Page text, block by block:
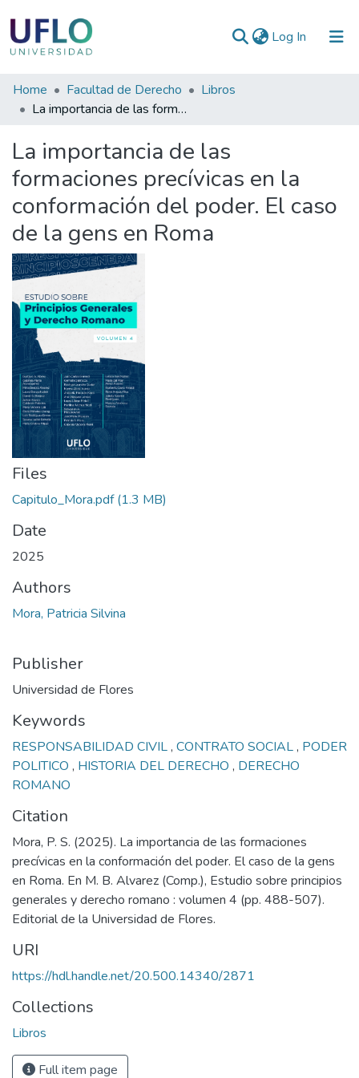
Log In (current)
Communities
&
All of RIUFLO
Statistics
Home Facultad de Derecho
Libros
La importancia de las formaciones precívicas en la conformación del poder. El caso de la gens en Roma
La importancia de las
formaciones precívicas en la
conformación del poder. El caso
de la gens en Roma
Files
Capitulo_Mora.pdf(1.3 MB)
Date
2025
Authors
Mora, Patricia Silvina
Publisher
Universidad de Flores
Keywords
RESPONSABILIDAD CIVIL, CONTRATO SOCIAL, PODER
POLITICO , HISTORIA DEL DERECHO , DERECHO
ROMANO
Citation
Mora, P. S. (2025). La importancia de las formaciones
precívicas en la conformación del poder. El caso de la gens
en Roma. En M. B. Alvarez (Comp.), Estudio sobre principios
generales y derecho romano : volumen 4 (pp. 488-507).
Editorial de la Universidad de Flores.
URI
https://hdl.handle.net/20.500.14340/2871
Collections
Libros
Full item page